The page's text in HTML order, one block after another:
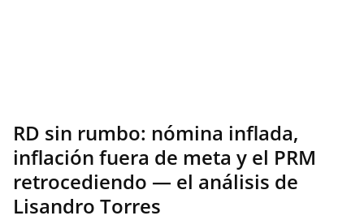
RD sin rumbo: nómina inflada,
inflación fuera de meta y el PRM
retrocediendo — el análisis de
Lisandro Torres